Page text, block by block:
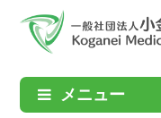
メニュー